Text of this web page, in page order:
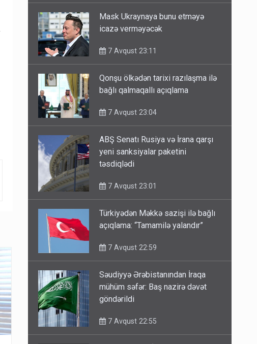
Mask Ukraynaya bunu etməyə
icazə verməyəcək
7 Avqust 23:11
Qonşu ölkədən tarixi razılaşma ilə
bağlı qalmaqallı açıqlama
7 Avqust 23:04
ABŞ Senatı Rusiya və İrana qarşı
yeni sanksiyalar paketini
təsdiqlədi
7 Avqust 23:01
Türkiyədən Məkkə sazişi ilə bağlı
açıqlama: “Tamamilə yalandır”
7 Avqust 22:59
Səudiyyə Ərəbistanından İraqa
mühüm səfər: Baş nazirə dəvət
göndərildi
7 Avqust 22:55